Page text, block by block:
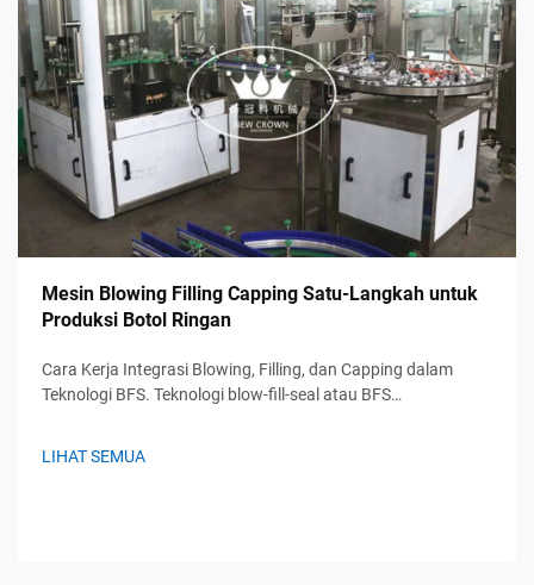
Mesin Blowing Filling Capping Satu-Langkah untuk
Produksi Botol Ringan
Cara Kerja Integrasi Blowing, Filling, dan Capping dalam
Teknologi BFS. Teknologi blow-fill-seal atau BFS
LIHAT SEMUA